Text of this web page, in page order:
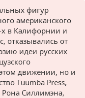
фигур
американского
х в Калифорнии и
отказывались от
идеи русских
движении, но и
Tuumba Press,
Рона Силлимэна,